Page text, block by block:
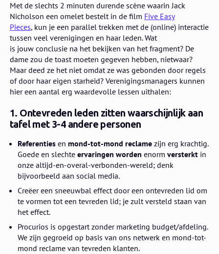
Met de slechts 2 minuten durende scène waarin Jack
Nicholson een omelet bestelt in de film Five Easy
Pieces, kun je een parallel trekken met de (online) interactie
tussen veel verenigingen en haar leden. Wat
is jouw conclusie na het bekijken van het fragment? De
dame zou de toast moeten gegeven hebben, nietwaar?
Maar deed ze het niet omdat ze was gebonden door regels
of door haar eigen starheid? Verenigingsmanagers kunnen
hier een aantal erg waardevolle lessen uithalen:
1. Ontevreden leden zitten waarschijnlijk aan
tafel met 3-4 andere personen
Referenties en mond-tot-mond reclame zijn erg krachtig.
Goede en slechte ervaringen worden enorm versterkt in
onze altijd-en-overal-verbonden-wereld; denk
bijvoorbeeld aan social media.
Creëer een sneeuwbal effect door een ontevreden lid om
te vormen tot een tevreden lid; je zult versteld staan van
het effect.
Procurios is opgestart zonder marketing budget/afdeling.
We zijn gegroeid op basis van ons netwerk en mond-tot-
mond reclame van tevreden klanten.